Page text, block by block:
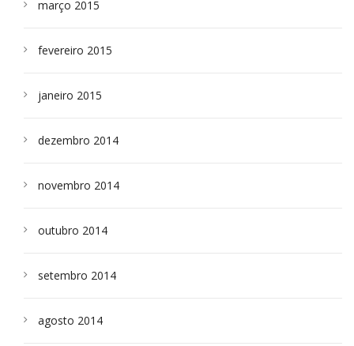
março 2015
fevereiro 2015
janeiro 2015
dezembro 2014
novembro 2014
outubro 2014
setembro 2014
agosto 2014